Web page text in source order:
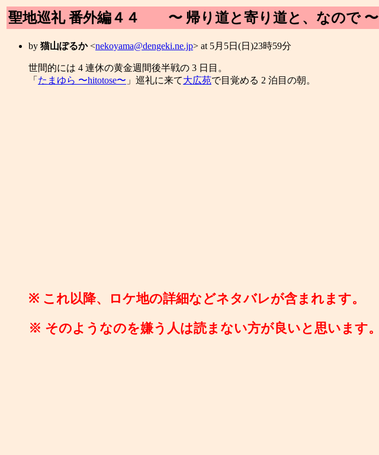
聖地巡礼 番外編４４ 〜 帰り道と寄り道と、なので 〜
by 猫山ぽるか<nekoyama@dengeki.ne.jp> at 5月5日(日)23時59分
世間的には 4 連休の黄金週間後半戦の 3 日目。
「 たまゆら 〜hitotose〜 」巡礼に来て大広苑で目覚める 2 泊目の朝。
※ これ以降、ロケ地の詳細などネタバレが含まれます。
※ そのようなのを嫌う人は読まない方が良いと思います。